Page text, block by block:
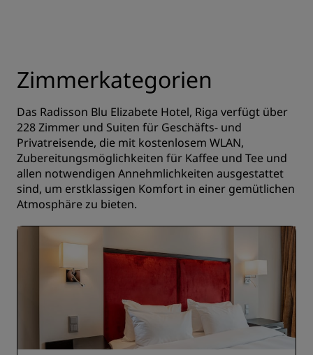
Zimmerkategorien
Das Radisson Blu Elizabete Hotel, Riga verfügt über
228 Zimmer und Suiten für Geschäfts- und
Privatreisende, die mit kostenlosem WLAN,
Zubereitungsmöglichkeiten für Kaffee und Tee und
allen notwendigen Annehmlichkeiten ausgestattet
sind, um erstklassigen Komfort in einer gemütlichen
Atmosphäre zu bieten.